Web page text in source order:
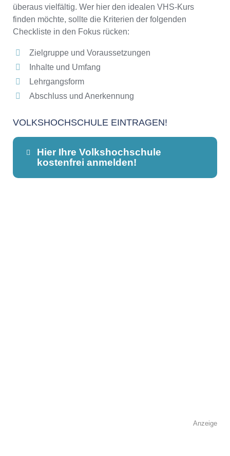
überaus vielfältig. Wer hier den idealen VHS-Kurs
finden möchte, sollte die Kriterien der folgenden
Checkliste in den Fokus rücken:
Zielgruppe und Voraussetzungen
Inhalte und Umfang
Lehrgangsform
Abschluss und Anerkennung
VOLKSHOCHSCHULE EINTRAGEN!
Hier Ihre Volkshochschule
kostenfrei anmelden!
Anzeige